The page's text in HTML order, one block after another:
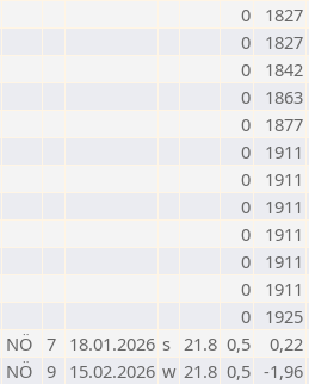
0
1827
0
1827
0
1842
0
1863
0
1877
0
1911
0
1911
0
1911
0
1911
0
1911
0
1911
0
1925
NÖ 7 18.01.2026 s 21.8 0,5 0,22
NÖ 9 15.02.2026 w 21.8 0,5 -1,96